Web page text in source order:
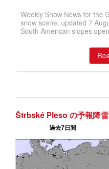
Štrbské Pleso の予報降雪
過去7日間